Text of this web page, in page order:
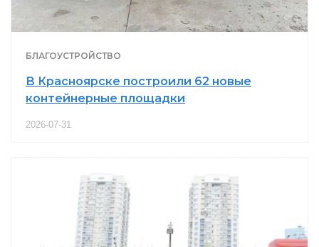
БЛАГОУСТРОЙСТВО
В Красноярске построили 62 новые
контейнерные площадки
2026-07-31